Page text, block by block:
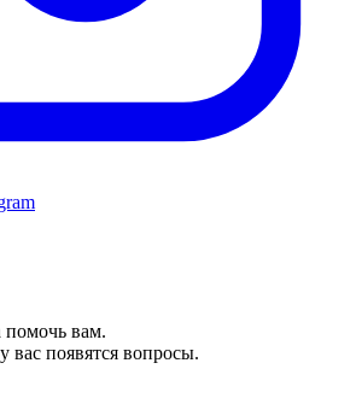
помочь вам.
появятся вопросы.